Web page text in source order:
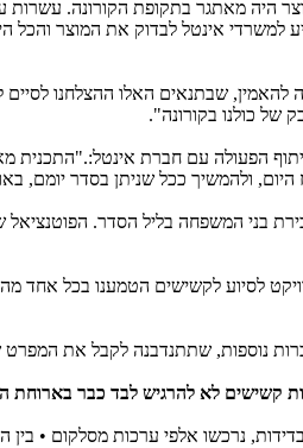
היה מאתגר בתקופת הקורונה. עשרות
למשרדי אינטל לבדוק את המוצר
שבתנאים האלו ההצלחנו
של כולנו בקורונה".
הפעולה עם חברת אינטל:."התכנית
ולהמשיך ככל שניתן בסדר יומם,
בני המשפחה בליל הסדר.
לסיוע לקשישים הטמענו בכל אחד
נוספות, שתתנדבנה לקבל את המפרט
קשישים לא להרגיש לבד כבר בארוחת
נרכשו אלפי ערכות מסלקום • בין